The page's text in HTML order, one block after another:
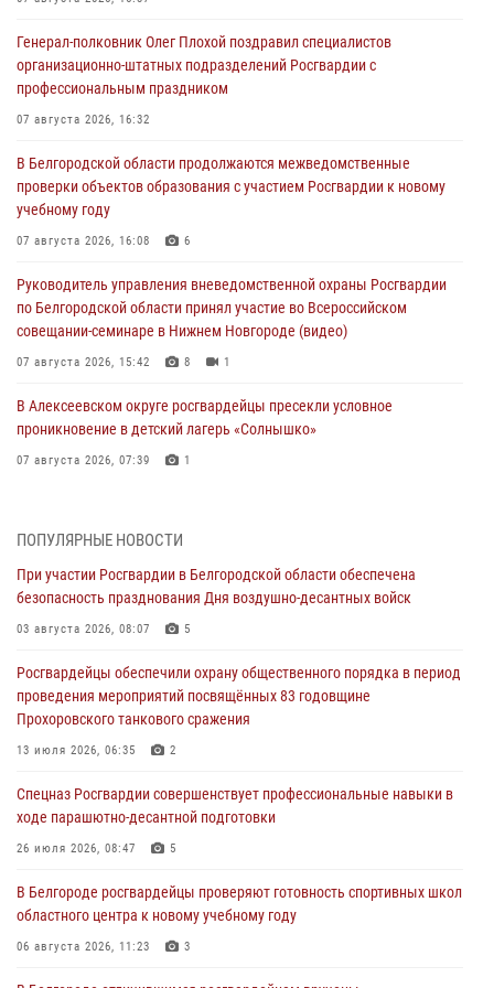
Генерал-полковник Олег Плохой поздравил специалистов
организационно-штатных подразделений Росгвардии с
профессиональным праздником
07 августа 2026, 16:32
В Белгородской области продолжаются межведомственные
проверки объектов образования с участием Росгвардии к новому
учебному году
07 августа 2026, 16:08 6
Руководитель управления вневедомственной охраны Росгвардии
по Белгородской области принял участие во Всероссийском
совещании-семинаре в Нижнем Новгороде (видео)
07 августа 2026, 15:42 8 1
В Алексеевском округе росгвардейцы пресекли условное
проникновение в детский лагерь «Солнышко»
07 августа 2026, 07:39 1
Подвиги героев‑росгвардейцев увековечили в новой музейной
экспозиции белгородского музея‑диорамы «Курская битва.
06 августа 2026, 12:05 3
В Белгороде росгвардейцы проверяют готовность спортивных школ
областного центра к новому учебному году
Росгвардия обеспечила общественную безопасность празднования
83-й годовщины освобождения г. Белгорода от немецко -
06 августа 2026, 06:54 3
Офицеры Росгвардии и ветераны войск правопорядка почтили
ПОПУЛЯРНЫЕ НОВОСТИ
При участии Росгвардии в Белгородской области обеспечена
безопасность празднования Дня воздушно-десантных войск
03 августа 2026, 08:07 5
Росгвардейцы обеспечили охрану общественного порядка в период
проведения мероприятий посвящённых 83 годовщине
Прохоровского танкового сражения
13 июля 2026, 06:35 2
Спецназ Росгвардии совершенствует профессиональные навыки в
ходе парашютно-десантной подготовки
26 июля 2026, 08:47 5
В Белгороде росгвардейцы проверяют готовность спортивных школ
областного центра к новому учебному году
06 августа 2026, 11:23 3